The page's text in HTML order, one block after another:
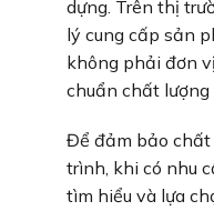
dựng. Trên thị
lý cung cấp sản
không phải đơn
chuẩn chất
Để đảm bảo chất
trình, khi có nhu
tìm hiểu và lựa